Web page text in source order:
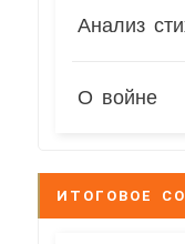
Анализ
О войне
ИТОГОВОЕ